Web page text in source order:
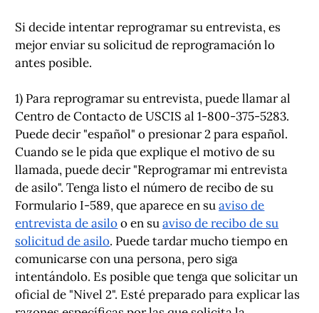
Si decide intentar reprogramar su entrevista, es
mejor enviar su solicitud de reprogramación lo
antes posible.
1) Para reprogramar su entrevista, puede llamar al
Centro de Contacto de USCIS al 1-800-375-5283.
Puede decir "español" o presionar 2 para español.
Cuando se le pida que explique el motivo de su
llamada, puede decir "Reprogramar mi entrevista
de asilo". Tenga listo el número de recibo de su
Formulario I-589, que aparece en suaviso de
entrevista de asiloo en suaviso de recibo de su
solicitud de asilo. Puede tardar mucho tiempo en
comunicarse con una persona, pero siga
intentándolo. Es posible que tenga que solicitar un
oficial de "Nivel 2". Esté preparado para explicar las